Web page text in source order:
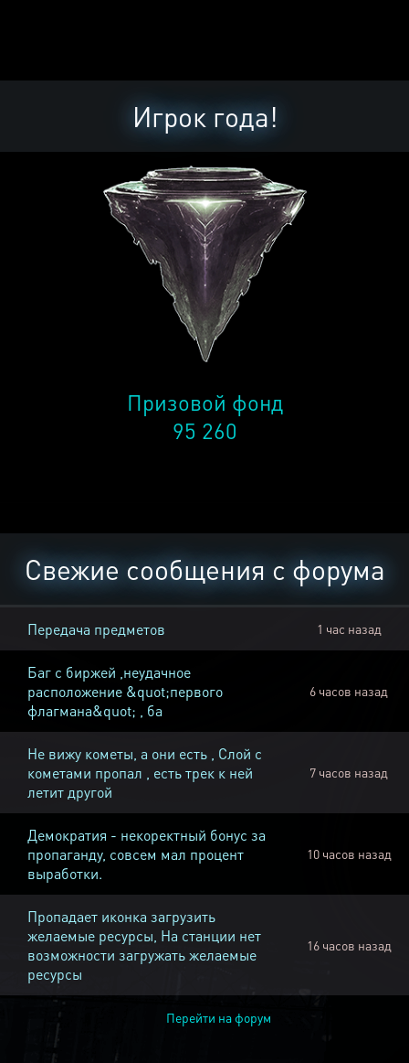
Игрок года!
Призовой фонд
95 260
Свежие сообщения с форума
Передача предметов 1 час назад
Баг с биржей ,неудачное
расположение &quot;первого
флагмана&quot; , ба
6 часов назад
Не вижу кометы, а они есть , Слой с
кометами пропал , есть трек к ней
летит другой
7 часов назад
Демократия - некоректный бонус за
пропаганду, совсем мал процент
выработки.
10 часов назад
Пропадает иконка загрузить
желаемые ресурсы, На станции нет
возможности загружать желаемые
ресурсы
16 часов назад
Перейти на форум